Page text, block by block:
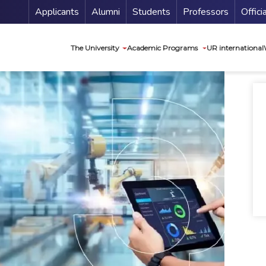
Menu Secundario
Applicants Alumni Students Professors
The University Academic Programs UR international